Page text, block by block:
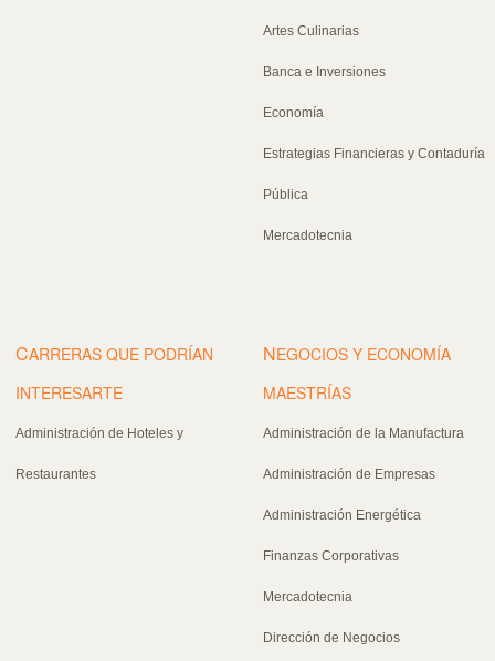
Artes Culinarias
Banca e Inversiones
Economía
Estrategias Financieras y Contaduría
Pública
Mercadotecnia
CARRERAS QUE PODRÍAN
INTERESARTE
Administración de Hoteles y
Restaurantes
NEGOCIOS Y ECONOMÍA
MAESTRÍAS
Administración de la Manufactura
Administración de Empresas
Administración Energética
Finanzas Corporativas
Mercadotecnia
Dirección de Negocios